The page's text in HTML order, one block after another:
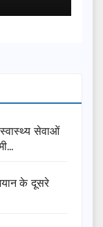
सेवाओं
के दूसरे